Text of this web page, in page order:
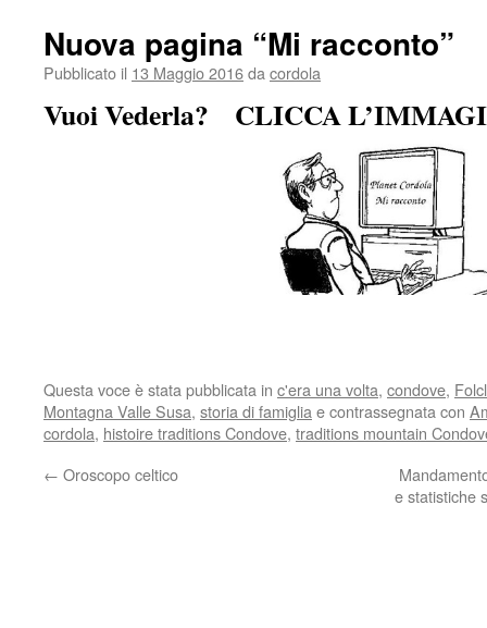
Nuova pagina “Mi racconto”
Pubblicato il 13 Maggio 2016da cordola
Vuoi Vederla? CLICCA
Questa voce è stata pubblicata in c'era una volta, condove,
Montagna Valle Susa, storia di famiglia e contrassegnata con
cordola, histoire traditions Condove, traditions mountain
← Oroscopo celtico
e statistiche